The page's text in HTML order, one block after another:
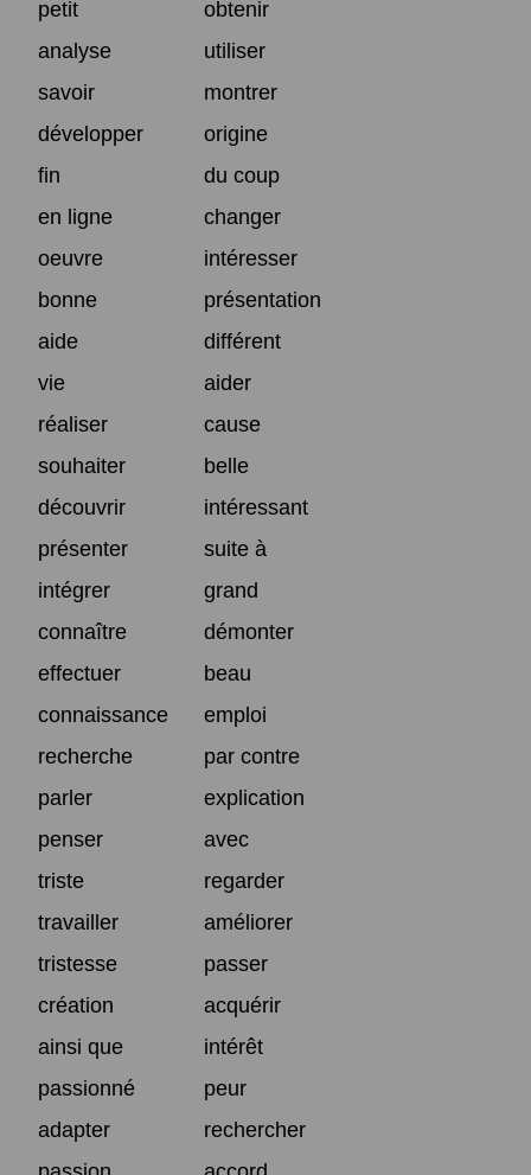
petit
obtenir
analyse
utiliser
savoir
montrer
développer
origine
fin
du coup
en ligne
changer
oeuvre
intéresser
bonne
présentation
aide
différent
vie
aider
réaliser
cause
souhaiter
belle
découvrir
intéressant
présenter
suite à
intégrer
grand
connaître
démonter
effectuer
beau
connaissance
emploi
recherche
par contre
parler
explication
penser
avec
triste
regarder
travailler
améliorer
tristesse
passer
création
acquérir
ainsi que
intérêt
passionné
peur
adapter
rechercher